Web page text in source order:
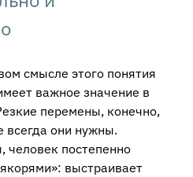
смысле этого понятия
важное значение в
перемены, конечно,
всегда они нужны.
человек постепенно
выстраивает